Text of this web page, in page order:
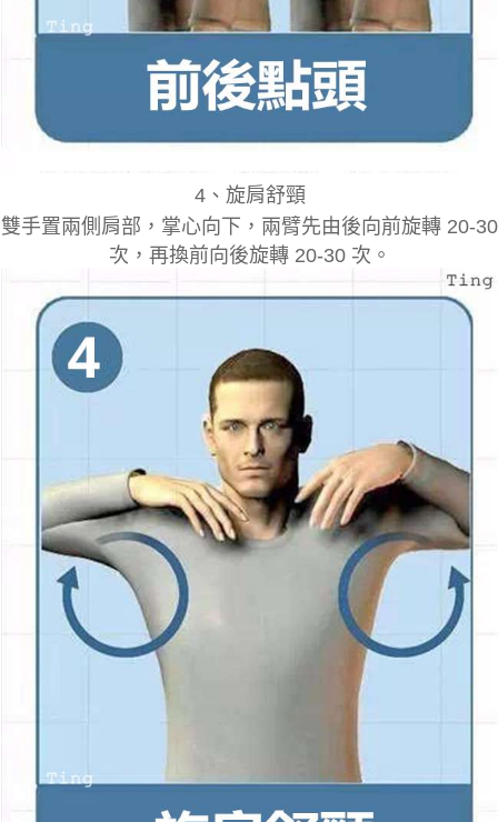
4、 旋肩舒頸
雙手置兩側肩部，掌心向下，兩臂先由後向前旋轉 20-30
次，再換前向後旋轉 20-​​30 次。